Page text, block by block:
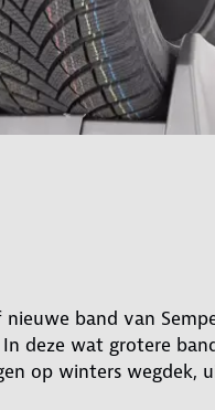
nieuwe band van
deze wat grotere
op winters wegdek,